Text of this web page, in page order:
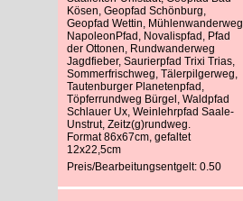
Kösen, Geopfad Schönburg,
Geopfad Wettin, Mühlenwanderweg,
NapoleonPfad, Novalispfad, Pfad
der Ottonen, Rundwanderweg
Jagdfieber, Saurierpfad Trixi Trias,
Sommerfrischweg, Tälerpilgerweg,
Tautenburger Planetenpfad,
Töpferrundweg Bürgel, Waldpfad
Schlauer Ux, Weinlehrpfad Saale-
Unstrut, Zeitz(g)rundweg.
Format 86x67cm, gefaltet
12x22,5cm
Preis/Bearbeitungsentgelt: 0.50